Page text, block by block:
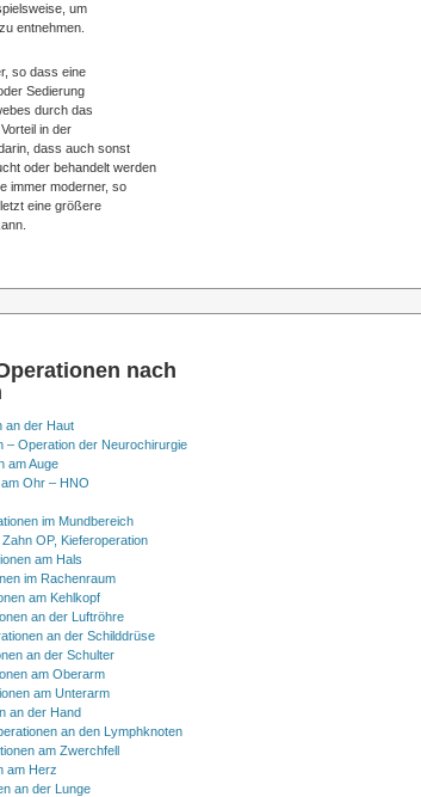
um
entnehmen.
so dass eine
Sedierung
durch das
in der
dass auch sonst
oder behandelt werden
immer moderner, so
eine größere
nach
an der Haut
– Operation der Neurochirurgie
am Auge
Ohr – HNO
im Mundbereich
OP, Kieferoperation
am Hals
im Rachenraum
am Kehlkopf
an der Luftröhre
an der Schilddrüse
an der Schulter
am Oberarm
am Unterarm
an der Hand
an den Lymphknoten
am Zwerchfell
am Herz
an der Lunge